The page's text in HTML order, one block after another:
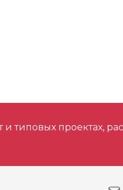
типовых проектах,